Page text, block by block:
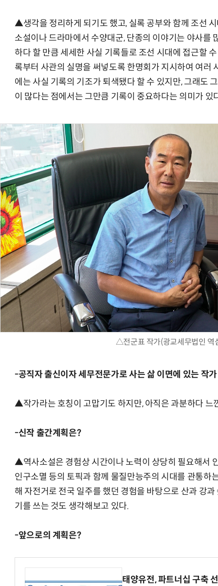
▲생각을 정리하게 되기도 했고, 실록 공부와 함께 조선
소설이나 드라마에서 수양대군, 단종의 이야기는 야사를
하다 할 만큼 세세한 사실 기록들로 조선 시대에 접근할
록부터 사관의 실명을 써넣도록 한명회가 지시하여 여
에는 사실 기록의 기조가 퇴색됐다 할 수 있지만, 그래도
이 많다는 점에서는 그만큼 기록이 중요하다는 의미가 있
△전군표 작가(광교세무법인 역
-공직자 출신이자 세무전문가로 사는 삶 이면에 있는 작
▲작가라는 호칭이 고맙기도 하지만, 아직은 과분하다 느
-신작 출간계획은?
▲역사소설은 경험상 시간이나 노력이 상당히 필요해서
인구소멸 등의 토픽과 함께 물질만능주의 시대를 관통하
해 자전거로 전국 일주를 했던 경험을 바탕으로 산과 강
기를 쓰는 것도 생각해보고 있다.
-앞으로의 계획은?
태양유전, 파트너십 구축